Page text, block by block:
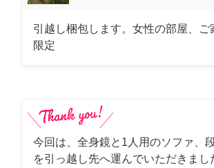
引越し梱包します。女性の部屋、ご
限定
今回は、全身鏡と1人用のソファ、
を引っ越し先へ運んでいただきまし